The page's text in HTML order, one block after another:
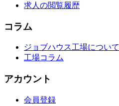
求人の閲覧履歴
コラム
ジョブハウス工場について
工場コラム
アカウント
会員登録